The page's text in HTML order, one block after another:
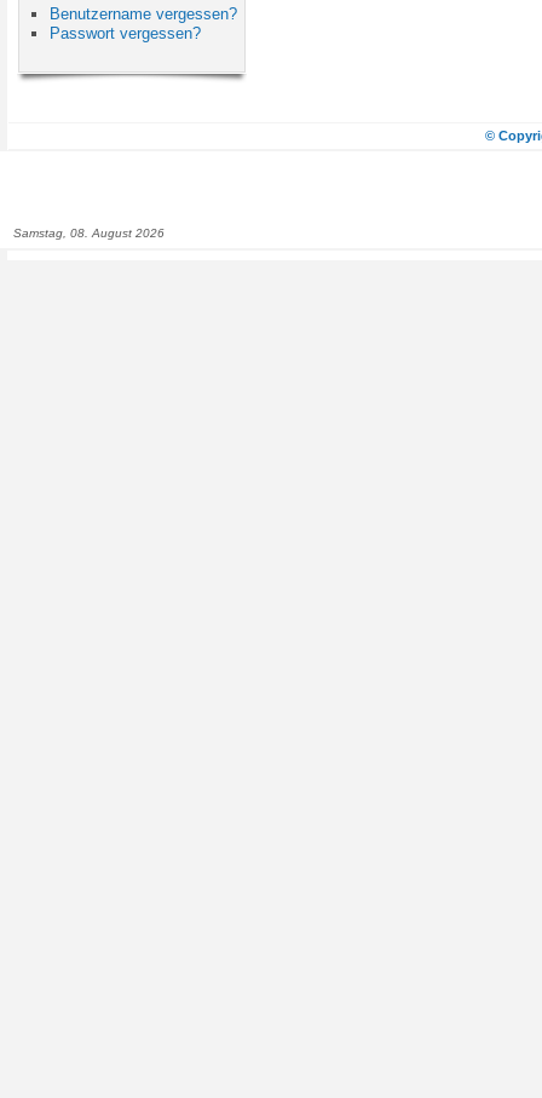
Benutzername vergessen?
Passwort vergessen?
©
Samstag, 08. August 2026